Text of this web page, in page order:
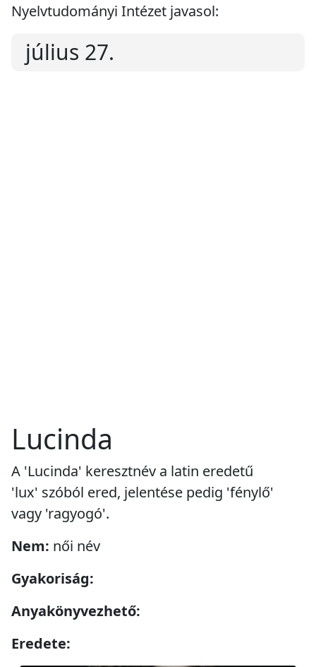
Nyelvtudományi Intézet javasol:
július 27.
Lucinda
A 'Lucinda' keresztnév a latin eredetű
'lux' szóból ered, jelentése pedig 'fénylő'
vagy 'ragyogó'.
Nem: női név
Gyakoriság:
Anyakönyvezhető:
Eredete: